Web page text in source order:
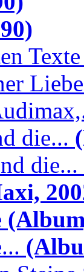
die...
die...